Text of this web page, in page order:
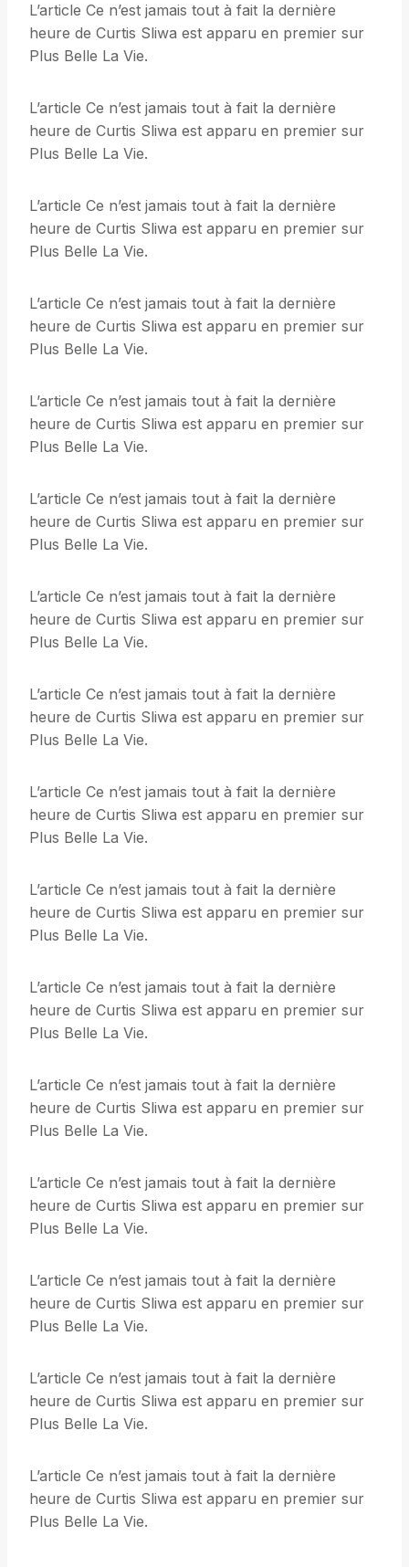
L’article Ce n’est jamais tout à fait la dernière
heure de Curtis Sliwa est apparu en premier sur
Plus Belle La Vie.
L’article Ce n’est jamais tout à fait la dernière
heure de Curtis Sliwa est apparu en premier sur
Plus Belle La Vie.
L’article Ce n’est jamais tout à fait la dernière
heure de Curtis Sliwa est apparu en premier sur
Plus Belle La Vie.
L’article Ce n’est jamais tout à fait la dernière
heure de Curtis Sliwa est apparu en premier sur
Plus Belle La Vie.
L’article Ce n’est jamais tout à fait la dernière
heure de Curtis Sliwa est apparu en premier sur
Plus Belle La Vie.
L’article Ce n’est jamais tout à fait la dernière
heure de Curtis Sliwa est apparu en premier sur
Plus Belle La Vie.
L’article Ce n’est jamais tout à fait la dernière
heure de Curtis Sliwa est apparu en premier sur
Plus Belle La Vie.
L’article Ce n’est jamais tout à fait la dernière
heure de Curtis Sliwa est apparu en premier sur
Plus Belle La Vie.
L’article Ce n’est jamais tout à fait la dernière
heure de Curtis Sliwa est apparu en premier sur
Plus Belle La Vie.
L’article Ce n’est jamais tout à fait la dernière
heure de Curtis Sliwa est apparu en premier sur
Plus Belle La Vie.
L’article Ce n’est jamais tout à fait la dernière
heure de Curtis Sliwa est apparu en premier sur
Plus Belle La Vie.
L’article Ce n’est jamais tout à fait la dernière
heure de Curtis Sliwa est apparu en premier sur
Plus Belle La Vie.
L’article Ce n’est jamais tout à fait la dernière
heure de Curtis Sliwa est apparu en premier sur
Plus Belle La Vie.
L’article Ce n’est jamais tout à fait la dernière
heure de Curtis Sliwa est apparu en premier sur
Plus Belle La Vie.
L’article Ce n’est jamais tout à fait la dernière
heure de Curtis Sliwa est apparu en premier sur
Plus Belle La Vie.
L’article Ce n’est jamais tout à fait la dernière
heure de Curtis Sliwa est apparu en premier sur
Plus Belle La Vie.